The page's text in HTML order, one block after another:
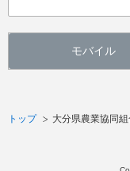
モバイル
トップ 大分県農業協同